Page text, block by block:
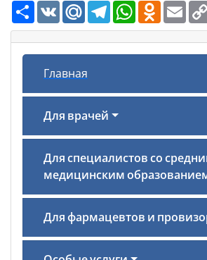
Ресурс
VK Mail.RuTelegramWhatsApp
Главная
Для врачей
Для специалистов со
медицинским
Для фармацевтов и